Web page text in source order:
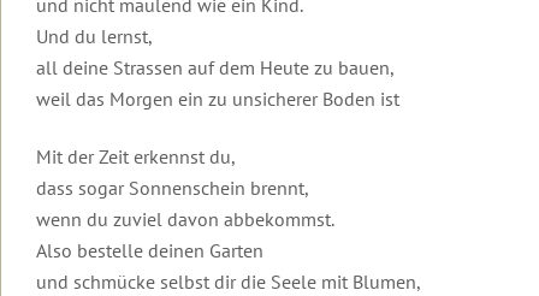
Seminare
Erfolg,
Fülle
&
Körper,
Psyche
Gesundheit
Frauen-
wenn
...
Der
Frieden
der
Welt
beginnt
in
dir
Was
Unser
Seminarhotel
und
Flughafentransfer
FAQ:
Häufig
gestellte
Fragen
Transformations-
Therapie
Geistige
Grundlagen
Therapie
Menschenbild
Rückmeldungen
Daten
und
Kosten
Gruppen,
Hotels
Rückmeldungen
Video
zum
Einleitung
10
Transformationstherapie
Inhalte
der
Ausbildung
Ausbildung
in
Transformations-
Coaching
Einleitung
Grundlagen
Inhalte
und
Weitere
Informationen
und
Ablauf
Einleitung
Anmeldeformulare
Kataloge
Gästebuch
Eintrag
ins
Gästebuch
Einleitung
Interviews
Meditationen
zu
Seminaren
Kostenfreie
E-
Books
Seminar-
Aufzeichnungen
Ändere
deine
Gedanken
Und du lernst,
all deine Strassen auf dem Heute zu bauen,
weil das Morgen ein zu unsicherer Boden ist
Mit der Zeit erkennst du,
dass sogar Sonnenschein brennt,
wenn du zuviel davon abbekommst.
Also bestelle deinen Garten
und schmücke selbst dir die Seele mit Blumen,